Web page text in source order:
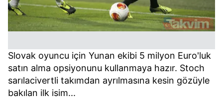
Slovak oyuncu için Yunan ekibi 5 milyon Euro'luk
satın alma opsiyonunu kullanmaya hazır. Stoch
sarılacivertli takımdan ayrılmasına kesin gözüyle
bakılan ilk isim...